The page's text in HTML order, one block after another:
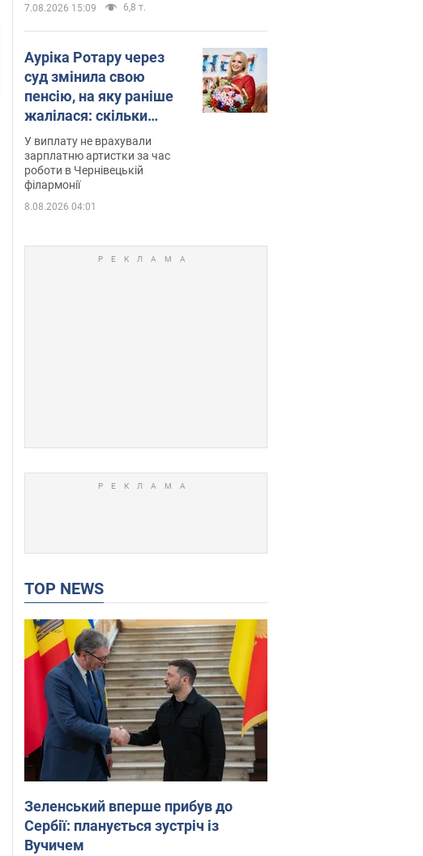
7.08.2026 15:09 6,8 т.
Ауріка Ротару через
суд змінила свою
пенсію, на яку раніше
жалілася: скільки
отримувала співачка
У виплату не врахували
зарплатню артистки за час
роботи в Чернівецькій
філармонії
8.08.2026 04:01
TOP NEWS
Зеленський вперше прибув до
Сербії: планується зустріч із
Вучичем